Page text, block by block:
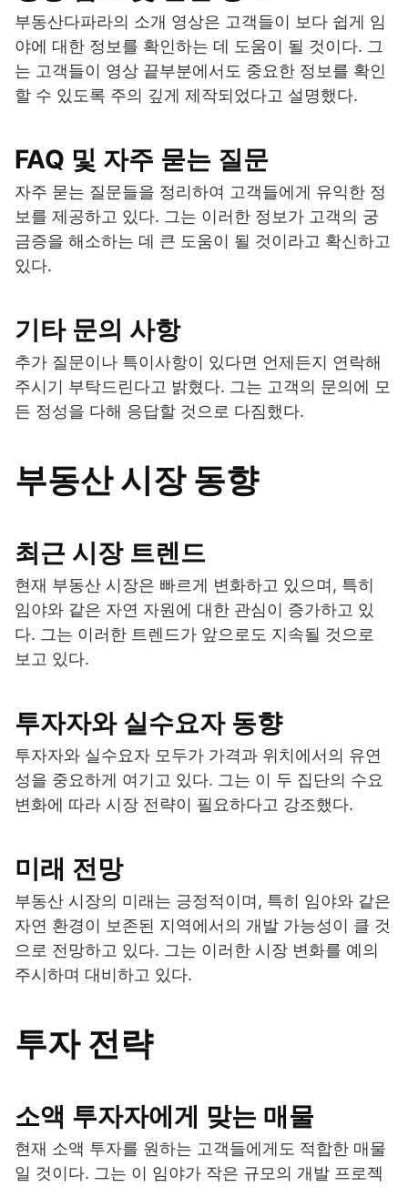
부동산다파라의 소개 영상은 고객들이 보다 쉽게 임
야에 대한 정보를 확인하는 데 도움이 될 것이다. 그
는 고객들이 영상 끝부분에서도 중요한 정보를 확인
할 수 있도록 주의 깊게 제작되었다고 설명했다.
FAQ 및 자주 묻는 질문
자주 묻는 질문들을 정리하여 고객들에게 유익한 정
보를 제공하고 있다. 그는 이러한 정보가 고객의 궁
금증을 해소하는 데 큰 도움이 될 것이라고 확신하고
있다.
기타 문의 사항
추가 질문이나 특이사항이 있다면 언제든지 연락해
주시기 부탁드린다고 밝혔다. 그는 고객의 문의에 모
든 정성을 다해 응답할 것으로 다짐했다.
부동산 시장 동향
최근 시장 트렌드
현재 부동산 시장은 빠르게 변화하고 있으며, 특히
임야와 같은 자연 자원에 대한 관심이 증가하고 있
다. 그는 이러한 트렌드가 앞으로도 지속될 것으로
보고 있다.
투자자와 실수요자 동향
투자자와 실수요자 모두가 가격과 위치에서의 유연
성을 중요하게 여기고 있다. 그는 이 두 집단의 수요
변화에 따라 시장 전략이 필요하다고 강조했다.
미래 전망
부동산 시장의 미래는 긍정적이며, 특히 임야와 같은
자연 환경이 보존된 지역에서의 개발 가능성이 클 것
으로 전망하고 있다. 그는 이러한 시장 변화를 예의
주시하며 대비하고 있다.
투자 전략
소액 투자자에게 맞는 매물
현재 소액 투자를 원하는 고객들에게도 적합한 매물
일 것이다. 그는 이 임야가 작은 규모의 개발 프로젝